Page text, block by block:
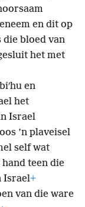
en dit op
die bloed van
het met
en
het
Israel
’n plaveisel
self wat
teen die
Israel+
van die ware